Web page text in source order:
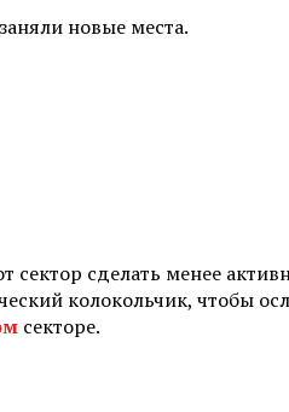
новые места. ⠀
сектор сделать менее
колокольчик, чтобы
секторе.